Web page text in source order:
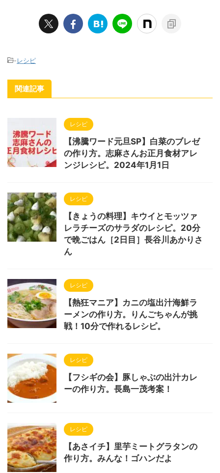
-レシピ
関連記事
レシピ
【沸騰ワード元旦SP】白菜のブレゼ
の作り方。志麻さんお正月食材アレ
ンジレシピ。2024年1月1日
レシピ
【きょうの料理】キウイとモッツァ
レラチーズのサラダのレシピ。20分
で晩ごはん［2日目］長谷川あかりさ
ん
レシピ
【熱狂マニア】カニの塩出汁海鮮ラ
ーメンの作り方。りんごちゃんが挑
戦！10分で作れるレシピ。
レシピ
【フシギの会】豚しゃぶの出汁カレ
ーの作り方。長島一茂考案！
レシピ
【あさイチ】里芋ミートグラタンの
作り方。みんな！ゴハンだよ